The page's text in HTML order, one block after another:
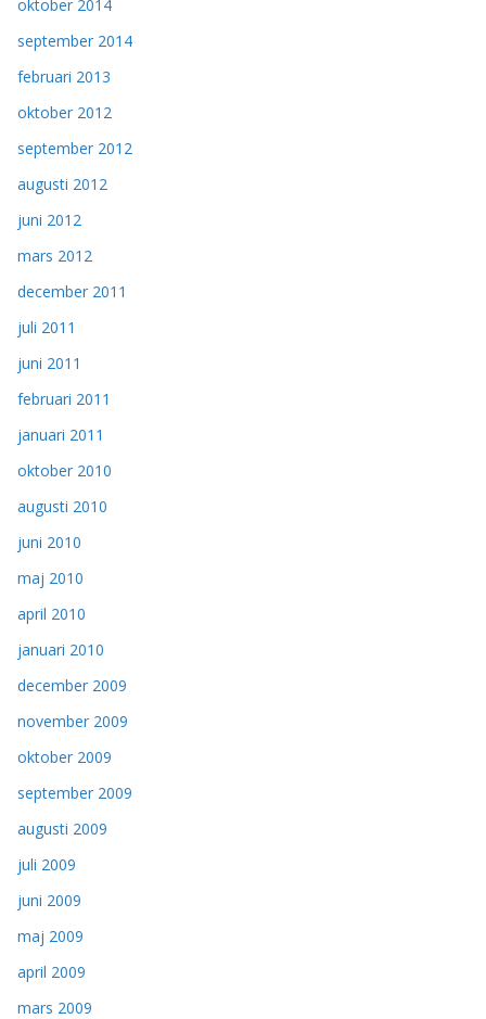
oktober 2014
september 2014
februari 2013
oktober 2012
september 2012
augusti 2012
juni 2012
mars 2012
december 2011
juli 2011
juni 2011
februari 2011
januari 2011
oktober 2010
augusti 2010
juni 2010
maj 2010
april 2010
januari 2010
december 2009
november 2009
oktober 2009
september 2009
augusti 2009
juli 2009
juni 2009
maj 2009
april 2009
mars 2009